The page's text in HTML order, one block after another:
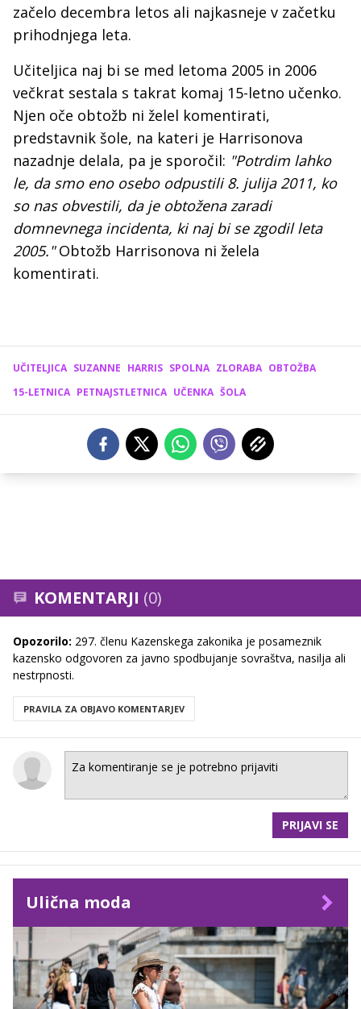
začelo decembra letos ali najkasneje v začetku
prihodnjega leta.
Učiteljica naj bi se med letoma 2005 in 2006
večkrat sestala s takrat komaj 15-letno učenko.
Njen oče obtožb ni želel komentirati,
predstavnik šole, na kateri je Harrisonova
nazadnje delala, pa je sporočil: "Potrdim lahko
le, da smo eno osebo odpustili 8. julija 2011, ko
so nas obvestili, da je obtožena zaradi
domnevnega incidenta, ki naj bi se zgodil leta
2005."Obtožb Harrisonova ni želela
komentirati.
UČITELJICA SUZANNE HARRIS SPOLNA ZLORABA OBTOŽBA
15-LETNICA PETNAJSTLETNICA UČENKA ŠOLA
KOMENTARJI (0)
Opozorilo: 297. členu Kazenskega zakonika je posameznik
kazensko odgovoren za javno spodbujanje sovraštva, nasilja ali
nestrpnosti.
PRAVILA ZA OBJAVO KOMENTARJEV
PRIJAVI SE
Ulična moda